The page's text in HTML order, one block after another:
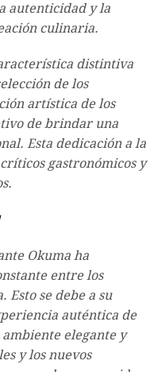
autenticidad y la
culinaria.
distintiva
de los
artística de los
de brindar una
Esta dedicación a la
gastronómicos y
Okuma ha
entre los
Esto se debe a su
auténtica de
elegante y
y los nuevos